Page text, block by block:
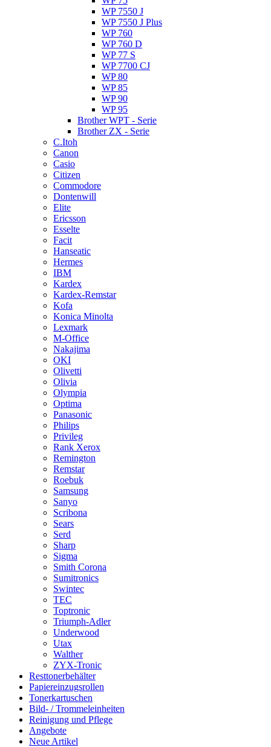
WP 7550 J
WP 7550 J Plus
WP 760
WP 760 D
WP 77 S
WP 7700 CJ
WP 80
WP 85
WP 90
WP 95
Brother WPT - Serie
Brother ZX - Serie
C.Itoh
Canon
Casio
Citizen
Commodore
Dontenwill
Elite
Ericsson
Esselte
Facit
Hanseatic
Hermes
IBM
Kardex
Kardex-Remstar
Kofa
Konica Minolta
Lexmark
M-Office
Nakajima
OKI
Olivetti
Olivia
Olympia
Optima
Panasonic
Philips
Privileg
Rank Xerox
Remington
Remstar
Roebuk
Samsung
Sanyo
Scribona
Sears
Serd
Sharp
Sigma
Smith Corona
Sumitronics
Swintec
TEC
Toptronic
Triumph-Adler
Underwood
Utax
Walther
ZYX-Tronic
Resttonerbehälter
Papiereinzugsrollen
Tonerkartuschen
Bild- / Trommeleinheiten
Reinigung und Pflege
Angebote
Neue Artikel